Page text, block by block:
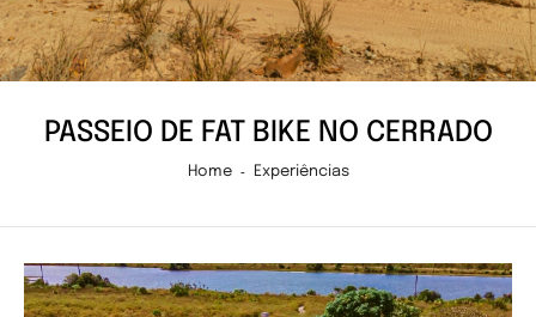
PASSEIO DE FAT BIKE NO CERRADO
Home Experiências